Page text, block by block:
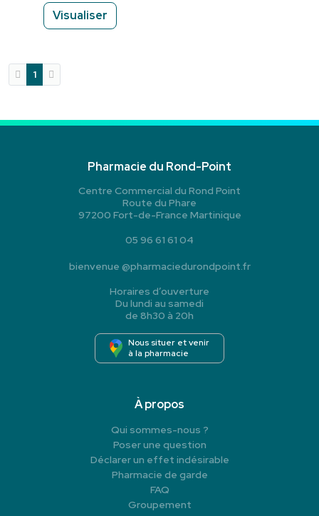
Visualiser
1
Pharmacie du Rond-Point
Centre Commercial du Rond Point
Route du Phare
97200 Fort-de-France Martinique
05 96 61 61 04
bienvenue @pharmaciedurondpoint.fr
Horaires d’ouverture
Du lundi au samedi
de 8h30 à 20h
Nous situer et venir
à la pharmacie
À propos
Qui sommes-nous ?
Poser une question
Déclarer un effet indésirable
Pharmacie de garde
FAQ
Groupement